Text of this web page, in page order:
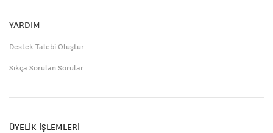
YARDIM
Destek Talebi Oluştur
Sıkça Sorulan Sorular
ÜYELİK İŞLEMLERİ